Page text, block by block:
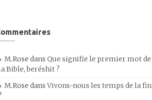
M.Rose dans Que signifie le premier mot de
Bible, beréshit ?
M.Rose dansVivons-nous les temps de la fin